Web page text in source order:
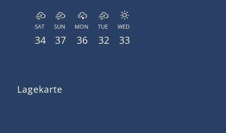
SAT
34
SUN
37
MON
36
TUE
32
WED
33
Lagekarte